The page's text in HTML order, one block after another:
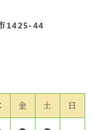
1425-44
金 土 日